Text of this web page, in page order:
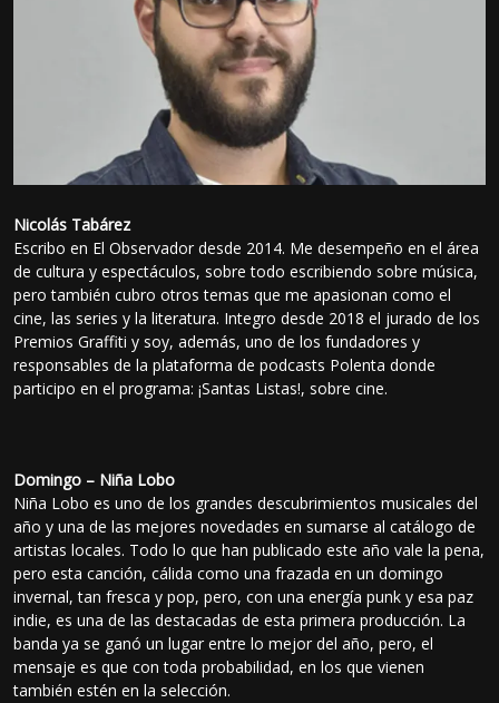
Nicolás Tabárez
Escribo en El Observador desde 2014. Me desempeño en el área
de cultura y espectáculos, sobre todo escribiendo sobre música,
pero también cubro otros temas que me apasionan como el
cine, las series y la literatura. Integro desde 2018 el jurado de los
Premios Graffiti y soy, además, uno de los fundadores y
responsables de la plataforma de podcasts Polenta donde
participo en el programa: ¡Santas Listas!, sobre cine.
Domingo – Niña Lobo
Niña Lobo es uno de los grandes descubrimientos musicales del
año y una de las mejores novedades en sumarse al catálogo de
artistas locales. Todo lo que han publicado este año vale la pena,
pero esta canción, cálida como una frazada en un domingo
invernal, tan fresca y pop, pero, con una energía punk y esa paz
indie, es una de las destacadas de esta primera producción. La
banda ya se ganó un lugar entre lo mejor del año, pero, el
mensaje es que con toda probabilidad, en los que vienen
también estén en la selección.